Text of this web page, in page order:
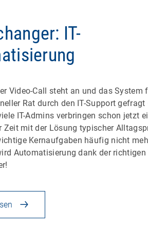
IT-
Video-Call steht an und das System
Rat durch den IT-Support gefragt
IT-Admins verbringen schon jetzt
Zeit mit der Lösung typischer
Kernaufgaben häufig nicht
Automatisierung dank der richtigen